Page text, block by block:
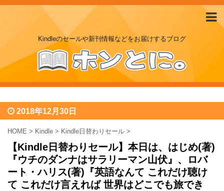
Kindleのセールや新刊情報などをお届けするブログ
2018年12月30日
HOME > Kindle > Kindle日替わりセール >
【Kindle日替わりセール】本日は、はじめ(著)
『ウチのダンナはサラリーマン山伏』、ロバ
ート・ハリス(著)『英語なんて これだけ聴け
て これだけ言えれば 世界はどこでも旅でき